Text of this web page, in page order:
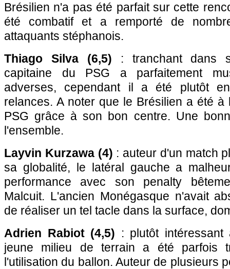
Brésilien n'a pas été parfait sur cette
été combatif et a remporté de
attaquants stéphanois.
Thiago Silva (6,5) : tranchant dans
capitaine du PSG a parfaitement
adverses, cependant il a été plutôt
relances. A noter que le Brésilien a été
PSG grâce à son bon centre. Une
l'ensemble.
Layvin Kurzawa (4) : auteur d'un match
sa globalité, le latéral gauche a
performance avec son penalty
Malcuit. L'ancien Monégasque n'avait
de réaliser un tel tacle dans la surface,
Adrien Rabiot (4,5) : plutôt
jeune milieu de terrain a été parfois
l'utilisation du ballon. Auteur de plusieurs